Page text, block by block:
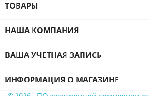
ТОВАРЫ
НАША КОМПАНИЯ
ВАША УЧЕТНАЯ ЗАПИСЬ
ИНФОРМАЦИЯ О МАГАЗИНЕ